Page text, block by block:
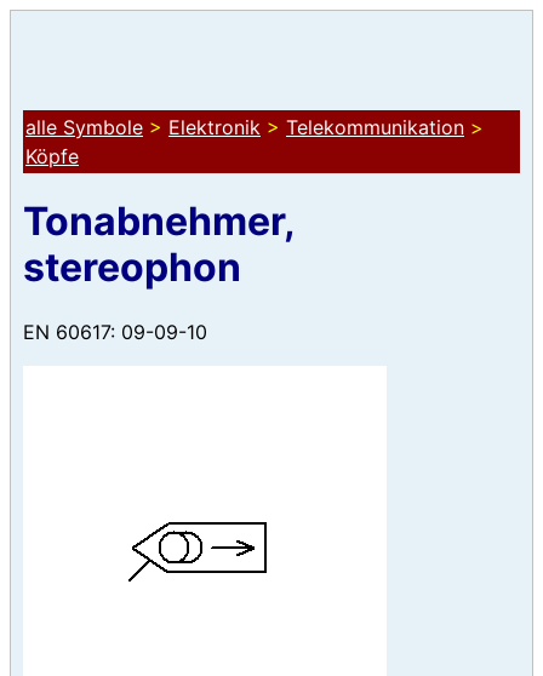
alle Symbole > Elektronik > Telekommunikation >
Köpfe
Tonabnehmer,
stereophon
EN 60617: 09-09-10